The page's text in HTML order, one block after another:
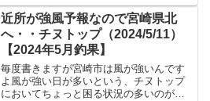
ースが合うか合わないかが非常に重要だ
ったりするので、見つかれば...
近所が強風予報なので宮崎県北
へ・・チヌトップ（2024/5/11）
【2024年5月釣果】
毎度書きますが宮崎市は風が強いんです
よ風が強い日が多いという、チヌトップ
においてちょっと困る状況の多いのが宮